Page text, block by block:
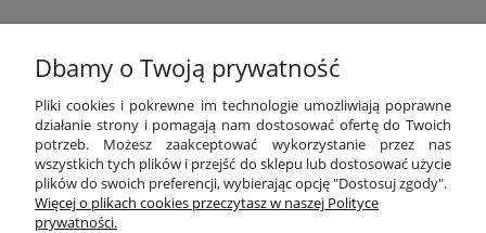
POMOC
MOJE KONTO
PŁATNOŚCI I DOSTAWA
Dbamy o Twoją prywatność
Pliki cookies i pokrewne im technologie umożliwiają poprawne
działanie strony i pomagają nam dostosować ofertę do Twoich
potrzeb. Możesz zaakceptować wykorzystanie przez nas
wszystkich tych plików i przejść do sklepu lub dostosować użycie
plików do swoich preferencji, wybierając opcję "Dostosuj zgody".
Więcej o plikach cookies przeczytasz w naszej Polityce
prywatności.